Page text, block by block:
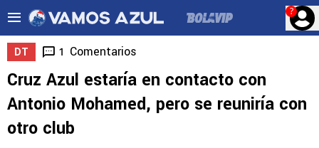
?
DT 1 Comentarios
Cruz Azul estaría en contacto con
Antonio Mohamed, pero se reuniría con
otro club